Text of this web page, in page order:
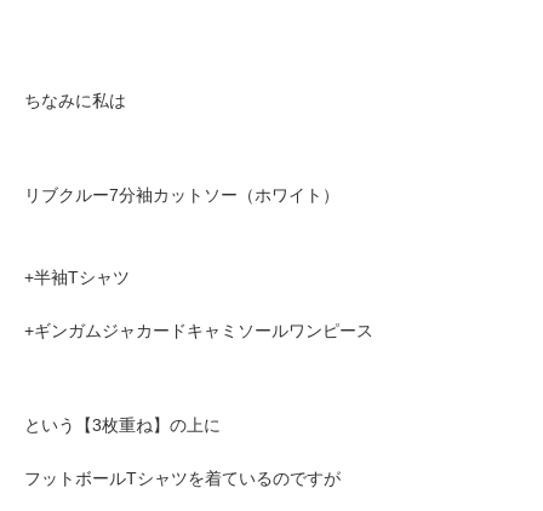
ちなみに私は
リブクルー7分袖カットソー（ホワイト）
+半袖Tシャツ
+ギンガムジャカードキャミソールワンピース
という【3枚重ね】の上に
フットボールTシャツを着ているのですが